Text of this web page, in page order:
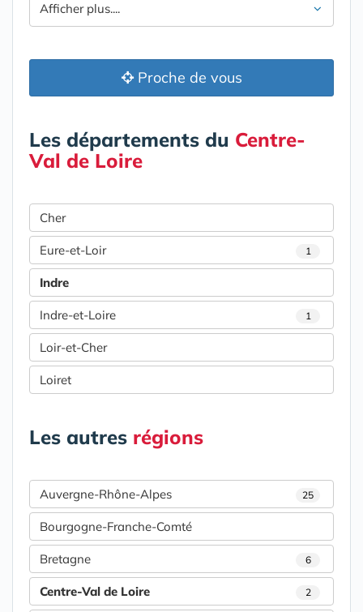
Afficher plus....
Proche de vous
Les départements du Centre-
Val de Loire
Cher
Eure-et-Loir 1
Indre
Indre-et-Loire 1
Loir-et-Cher
Loiret
Les autres régions
Auvergne-Rhône-Alpes 25
Bourgogne-Franche-Comté
Bretagne 6
Centre-Val de Loire 2